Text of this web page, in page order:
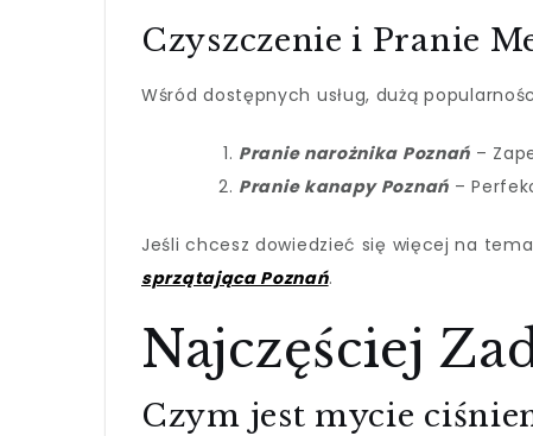
Czyszczenie i Pranie
Wśród dostępnych usług, dużą
Pranie narożnika Poznań –
Pranie kanapy Poznań –
Jeśli chcesz dowiedzieć się więcej na
sprzątająca Poznań.
Najczęściej
Czym jest mycie